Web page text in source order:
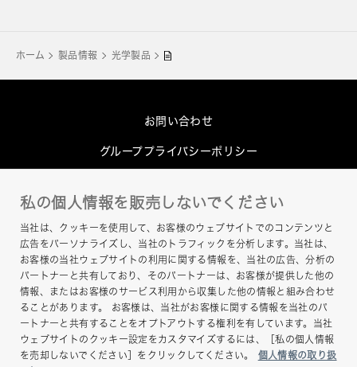
ホーム 製品情報 光学製品
お問い合わせ
グループプライバシーポリシー
このサイトについて
ヘルプ
サイトマップ
私の個人情報を販売しないでください
当社は、クッキーを使用して、お客様のウェブサイトでのコンテンツと
広告をパーソナライズし、当社のトラフィックを分析します。当社は、
お客様の当社ウェブサイトの利用に関する情報を、当社の広告、分析の
パートナーと共有しており、そのパートナーは、お客様が提供した他の
情報、またはお客様のサービス利用から収集した他の情報と組み合わせ
ることがあります。 お客様は、当社がお客様に関する情報を当社のパ
ートナーと共有することをオプトアウトする権利を有しています。当社
ウェブサイトのクッキー設定をカスタマイズするには、［私の個人情報
を売却しないでください］をクリックしてください。
個人情報の取り扱